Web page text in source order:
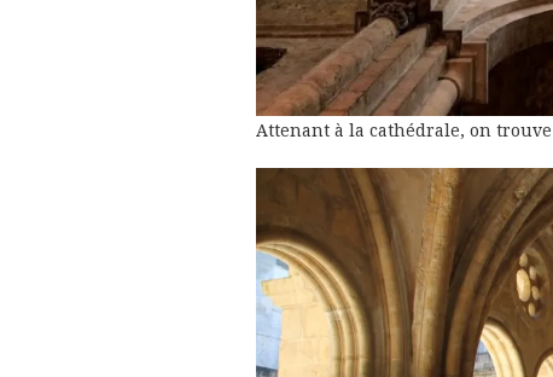
Attenant à la cathédrale, on